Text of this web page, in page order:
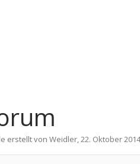
erstellt von Weidler,22. Oktober 2014